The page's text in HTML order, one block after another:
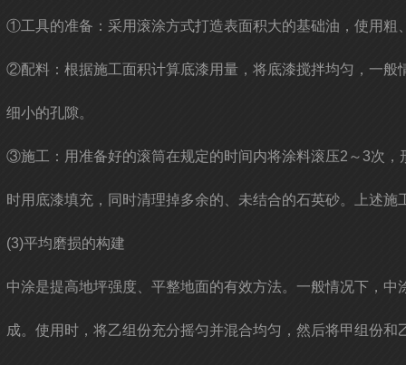
①工具的准备：采用滚涂方式打造表面积大的基础油，使用
②配料：根据施工面积计算底漆用量，将底漆搅拌均匀，一般
细小的孔隙。
③施工：用准备好的滚筒在规定的时间内将涂料滚压2～3次
时用底漆填充，同时清理掉多余的、未结合的石英砂。上述
(3)平均磨损的构建
中涂是提高地坪强度、平整地面的有效方法。一般情况下，
成。使用时，将乙组份充分摇匀并混合均匀，然后将甲组份